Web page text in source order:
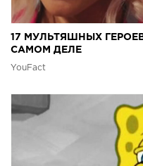
17 МУЛЬТЯШНЫХ
САМОМ ДЕЛЕ
YouFact